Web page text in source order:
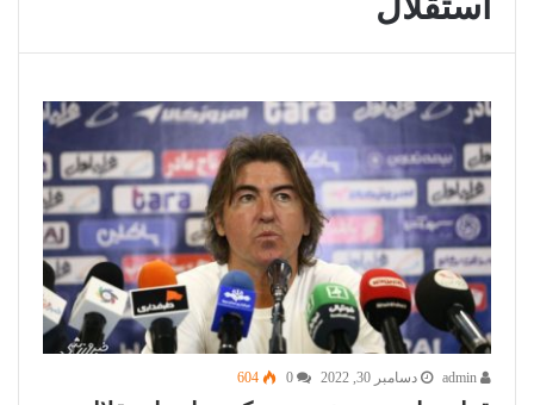
دسامبر 30, 2022 604